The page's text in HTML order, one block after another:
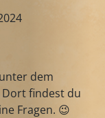
dem
findest du
Fragen. 😉